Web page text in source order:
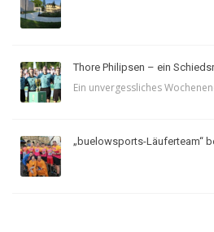
Thore Philipsen – ein
Ein unvergessliches
„buelowsports-Läuferteam“